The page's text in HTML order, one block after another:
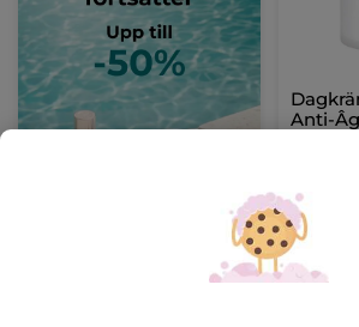
Anti-
312,00